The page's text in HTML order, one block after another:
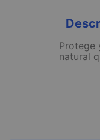
Protege
natural